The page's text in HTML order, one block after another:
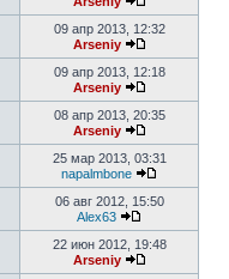
09 апр 2013, 12:32
Arseniy
09 апр 2013, 12:18
Arseniy
08 апр 2013, 20:35
Arseniy
25 мар 2013, 03:31
napalmbone
06 авг 2012, 15:50
Alex63
22 июн 2012, 19:48
Arseniy